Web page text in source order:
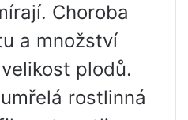
Choroba
a množství
plodů.
rostlinná